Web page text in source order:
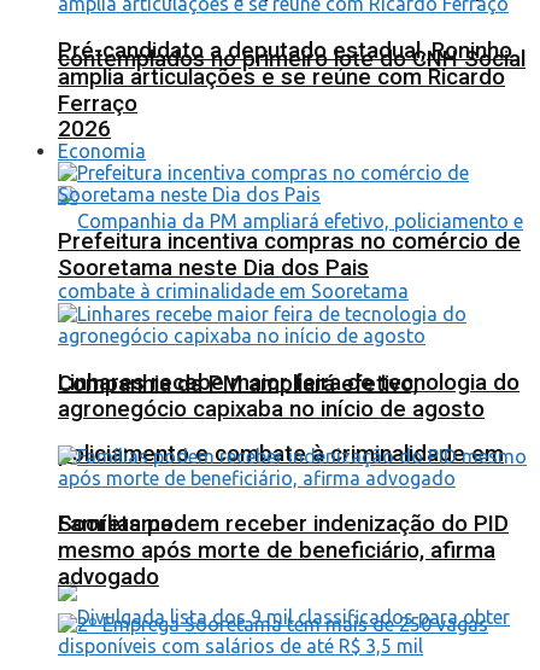
contemplados no primeiro lote do CNH Social
2026
Companhia da PM ampliará efetivo,
policiamento e combate à criminalidade em
Sooretama
Pré-candidato a deputado estadual, Roninho
amplia articulações e se reúne com Ricardo
Ferraço
Economia
Prefeitura incentiva compras no comércio de
Sooretama neste Dia dos Pais
Linhares recebe maior feira de tecnologia do
agronegócio capixaba no início de agosto
Famílias podem receber indenização do PID
mesmo após morte de beneficiário, afirma
advogado